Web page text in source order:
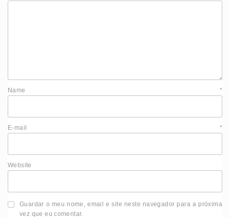
Name *
E-mail *
Website
Guardar o meu nome, email e site neste navegador para a próxima
vez que eu comentar.